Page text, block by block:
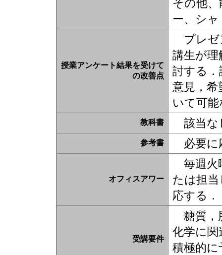
その他
ー、シ
授業アンケート結果を受けて
の改善点
プレゼ
講生が
討する
意見，
いて可
教科書 該当な
参考書 必要に
オフィスアワー
毎週火
たは担
応する．
受講要件
糖質，
化学に関
積極的